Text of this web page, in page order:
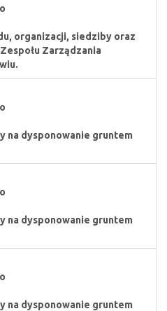
organizacji, siedziby oraz
Zarządzania
na dysponowanie gruntem
na dysponowanie gruntem
na dysponowanie gruntem